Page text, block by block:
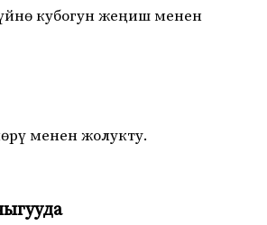
кубогун жеңиш менен
менен жолукту.